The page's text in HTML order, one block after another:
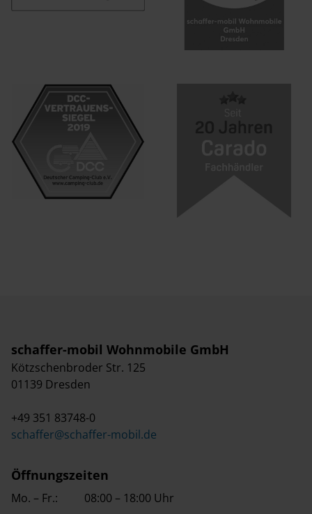
schaffer-mobil Wohnmobile GmbH
Kötzschenbroder Str. 125
01139 Dresden
+49 351 83748-0
schaffer@schaffer-mobil.de
Öffnungszeiten
Mo. – Fr.:
08:00 – 18:00 Uhr